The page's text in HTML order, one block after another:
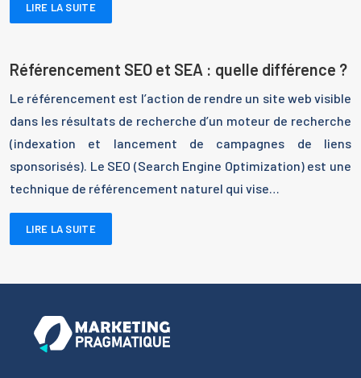
LIRE LA SUITE
Référencement SEO et SEA : quelle différence ?
Le référencement est l’action de rendre un site web visible
dans les résultats de recherche d’un moteur de recherche
(indexation et lancement de campagnes de liens
sponsorisés). Le SEO (Search Engine Optimization) est une
technique de référencement naturel qui vise…
LIRE LA SUITE